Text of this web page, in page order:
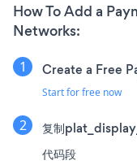
How To Add a
Networks:
Create a Free
Start for free now
复制
代码段